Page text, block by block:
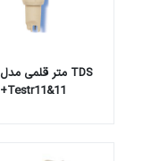
Testr11&11+